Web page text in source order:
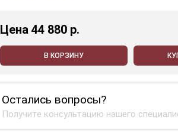
Цена44 880 p.
В КОРЗИНУ
Остались вопросы?
Получите консультацию нашего